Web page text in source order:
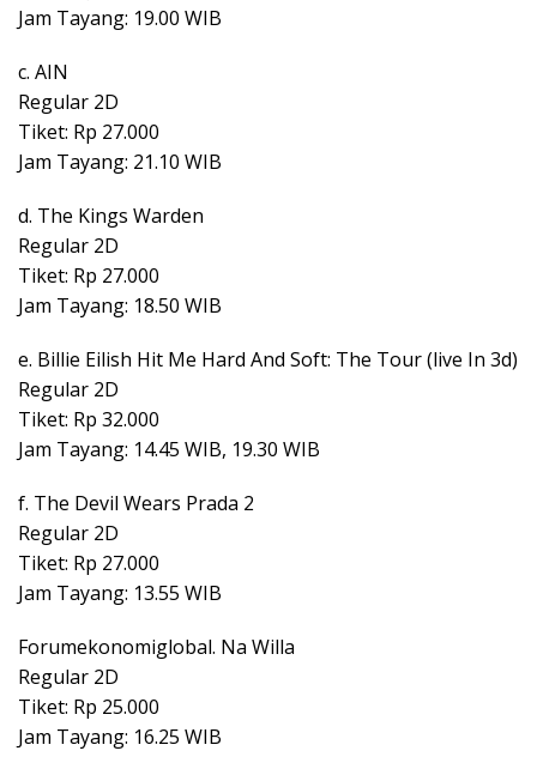
Jam Tayang: 19.00 WIB
c. AIN
Regular 2D
Tiket: Rp 27.000
Jam Tayang: 21.10 WIB
d. The Kings Warden
Regular 2D
Tiket: Rp 27.000
Jam Tayang: 18.50 WIB
e. Billie Eilish Hit Me Hard And Soft: The Tour (live In 3d)
Regular 2D
Tiket: Rp 32.000
Jam Tayang: 14.45 WIB, 19.30 WIB
f. The Devil Wears Prada 2
Regular 2D
Tiket: Rp 27.000
Jam Tayang: 13.55 WIB
Forumekonomiglobal. Na Willa
Regular 2D
Tiket: Rp 25.000
Jam Tayang: 16.25 WIB